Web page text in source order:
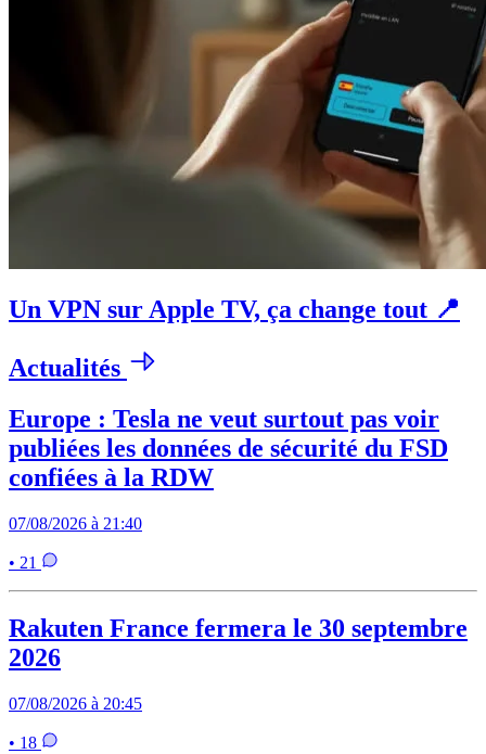
Un VPN sur Apple TV, ça change tout 📍
Actualités
Europe : Tesla ne veut surtout pas voir
publiées les données de sécurité du FSD
confiées à la RDW
07/08/2026 à 21:40
• 21
Rakuten France fermera le 30 septembre
2026
07/08/2026 à 20:45
• 18